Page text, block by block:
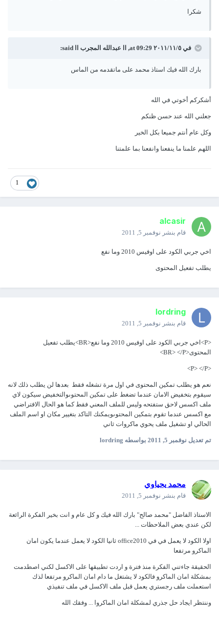
شكرا
في ٥‏/١١‏/٢٠١١ at 09:29, اا عبدالله المجرب اا said:
بارك الله فيك استاذ محمد على ماتقدمه من الماس
أشكركم أخوتي في الله
جعلني الله عند حسن ظنكم
وكل عام أنتم جميعا بكل الخير
اللهم علمنا ما ينفعنا وانفعنا بما علمتنا
1
alcasir
قام بنشر نوفمبر 5, 2011
اخي جربي الكود على اوفيس 2010 وما نفع
يطلب تفعيل المحتوى
lordring
قام بنشر نوفمبر 5, 2011
<P>اخي جربي الكود على اوفيس 2010 وما نفع<BR>يطلب تفعيل
المحتوى<BR> </P>
<P> </P>
نعم هو يطلب تمكين المحتوى في اول مرة تشغله فقط بعدها لن يطلب ذلك لانه
سيقوم بتخفيض الامان عندما تضغط على تمكين المحتوىوالتخفيض سيكون لاي
ملف اكسس لاحق ستفتحه وليس للملف المعني فقط كما هو الحال الافتراضي
مع اكسس عندما تقوم بتمكين المحتوىويمكنك التاكد بتغيير مكان او اسم الملف
الحالي او تشغيل ملف يحوي ماكروات ثاني
تم تعديل نوفمبر 5, 2011 بواسطه lordring
محمد يحياوي
قام بنشر نوفمبر 5, 2011
الاستاذ الفاضل "محمد صالح" بارك الله فيك و كل عام و انت بخير الفكرة الرائعة
لكن عندي بعض الملاحظات ...
اولا الكود لا يعمل في في office2010 ثانيا الكود لا يعمل عندما يكون امان
الماكرو مرتفعا
الحقيقة جاءتني الفكرة منذ فترة و اردت تطبيقها على الاكسل لكني اصطدمت
بمشكلة امان الماكرو فالكود لا يشتغل ما دام امان الماكرو مرتفعا لذك
استعملت ملف رجستري يعمل قبل ملف الاكسل في ملف تنفيذي
وننتظر ايجاد حل جذري لمشكلة امان الماكروا ... وفقك الله